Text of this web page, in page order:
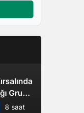
Grup
8 saat